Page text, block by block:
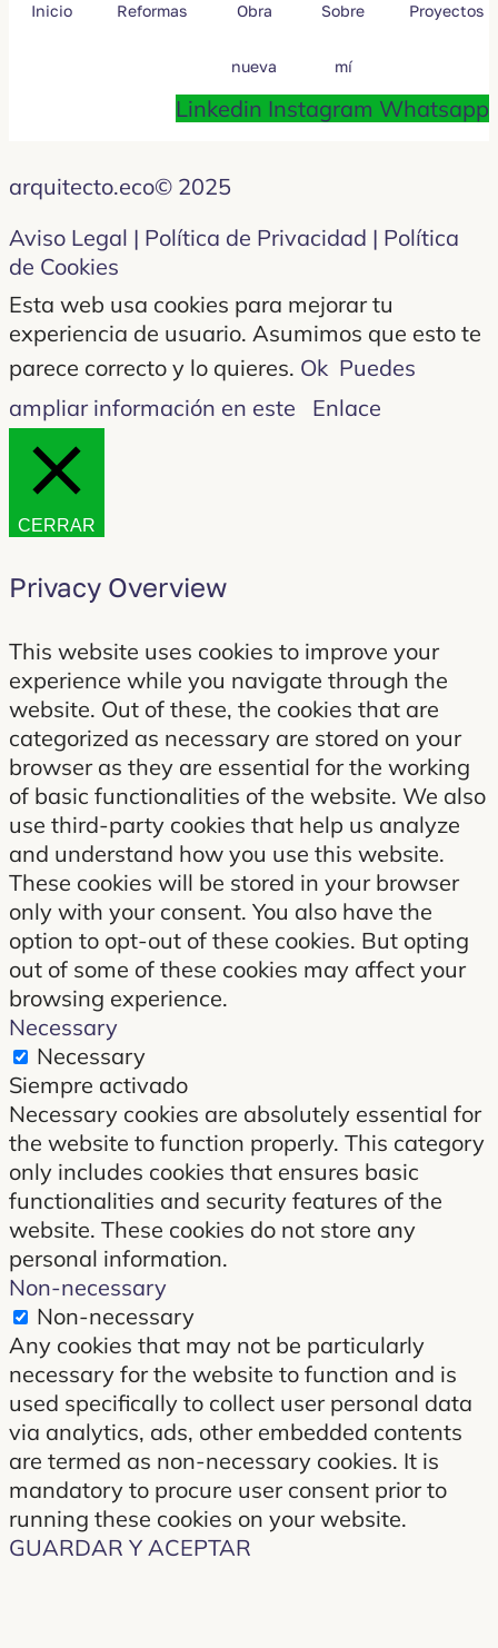
Inicio Reformas Obra
nueva
Sobre
mí
Proyectos
Linkedin Instagram Whatsapp
arquitecto.eco© 2025
Aviso Legal | Política de Privacidad | Política
de Cookies
Esta web usa cookies para mejorar tu
experiencia de usuario. Asumimos que esto te
parece correcto y lo quieres. Ok Puedes
ampliar información en este
Enlace
CERRAR
Privacy Overview
This website uses cookies to improve your
experience while you navigate through the
website. Out of these, the cookies that are
categorized as necessary are stored on your
browser as they are essential for the working
of basic functionalities of the website. We also
use third-party cookies that help us analyze
and understand how you use this website.
These cookies will be stored in your browser
only with your consent. You also have the
option to opt-out of these cookies. But opting
out of some of these cookies may affect your
browsing experience.
Necessary
Necessary
Siempre activado
Necessary cookies are absolutely essential for
the website to function properly. This category
only includes cookies that ensures basic
functionalities and security features of the
website. These cookies do not store any
personal information.
Non-necessary
Non-necessary
Any cookies that may not be particularly
necessary for the website to function and is
used specifically to collect user personal data
via analytics, ads, other embedded contents
are termed as non-necessary cookies. It is
mandatory to procure user consent prior to
running these cookies on your website.
GUARDAR Y ACEPTAR